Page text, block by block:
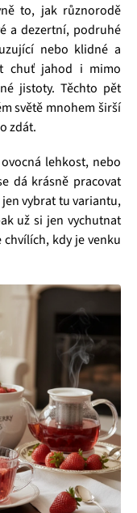
to, jak různorodě
a dezertní, podruhé
nebo klidné a
chuť jahod i mimo
jistoty. Těchto pět
světě mnohem širší
zdát.
lehkost, nebo
dá krásně pracovat
vybrat tu variantu,
už si jen vychutnat
kdy je venku